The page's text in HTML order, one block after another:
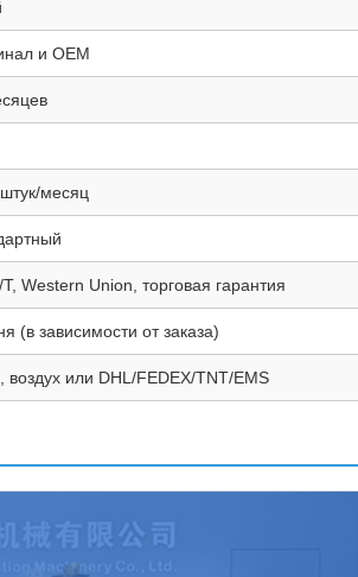
и OEM
месяц
Western Union, торговая гарантия
(в зависимости от заказа)
воздух или DHL/FEDEX/TNT/EMS